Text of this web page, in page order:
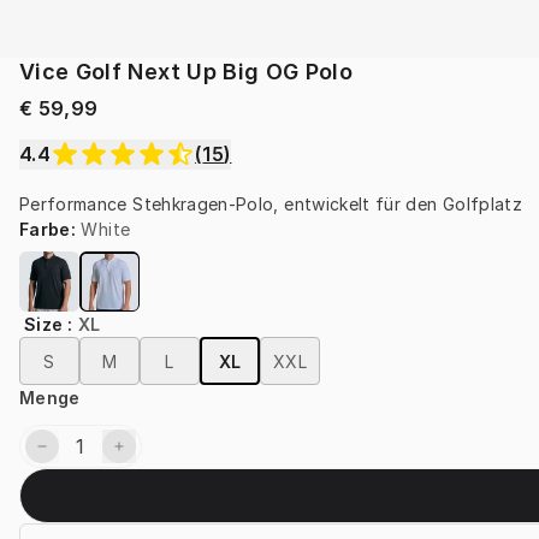
Vice Golf Next Up Big OG Polo
€ 59,99
4.4
(15)
Performance Stehkragen-Polo, entwickelt für den Golfplatz
Farbe: White
Size : XL
S
M L XL
XXL
Menge